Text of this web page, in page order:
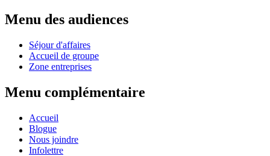
Menu des audiences
Séjour d'affaires
Accueil de groupe
Zone entreprises
Menu complémentaire
Accueil
Blogue
Nous joindre
Infolettre